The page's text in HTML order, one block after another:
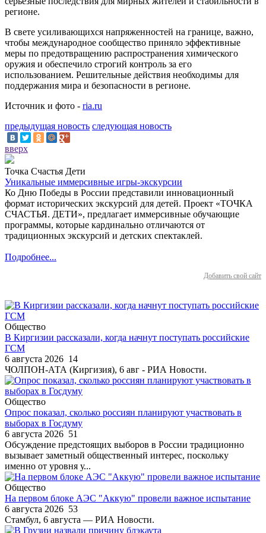
регионе.
В свете усиливающихся напряженностей на границе, важно,
чтобы международное сообщество приняло эффективные
меры по предотвращению распространения химического
оружия и обеспечило строгий контроль за его
использованием. Решительные действия необходимы для
поддержания мира и безопасности в регионе.
Источник и фото - ria.ru
предыдущая новость следующая новость
вверх
Точка Счастья Дети
Уникальные иммерсивные игры-экскурсии
Ко Дню Победы в России представили инновационный
формат исторических экскурсий для детей. Проект «ТОЧКА
СЧАСТЬЯ. ДЕТИ», предлагает иммерсивные обучающие
программы, которые кардинально отличаются от
традиционных экскурсий и детских спектаклей.
Подробнее...
Добавить свой сайт
Общество
В Киргизии рассказали, когда начнут поступать российские
ГСМ
6 августа 2026 14
ЧОЛПОН-АТА (Киргизия), 6 авг - РИА Новости.
Общество
Опрос показал, сколько россиян планируют участвовать в
выборах в Госдуму
6 августа 2026 51
Обсуждение предстоящих выборов в России традиционно
вызывает заметный общественный интерес, поскольку
именно от уровня у...
Общество
На первом блоке АЭС "Аккую" провели важное испытание
6 августа 2026 53
Стамбул, 6 августа — РИА Новости.